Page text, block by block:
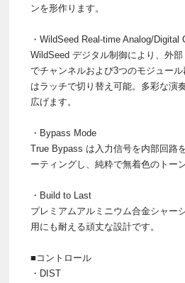
ンを形作ります。
・WildSeed Real-time Analog/Digital
WildSeed デジタル制御により、外
でチャンネルおよび3つのモジュー
はラッチで切り替え可能。多彩な演
広げます。
・Bypass Mode
True Bypass は入力信号を内部回路
ーティングし、純粋で無着色のトー
・Build to Last
プレミアムアルミニウム合金シャー
用にも耐える頑丈な設計です。
■コントロール
・DIST